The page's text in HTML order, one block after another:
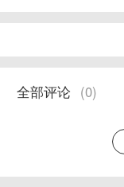
全部评论 (0)